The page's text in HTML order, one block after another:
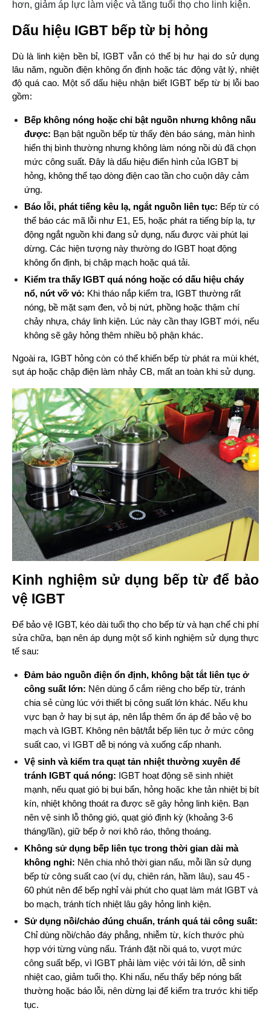
hơn, giảm áp lực làm việc và tăng tuổi thọ cho linh kiện.
Dấu hiệu IGBT bếp từ bị hỏng
Dù là linh kiện bền bỉ, IGBT vẫn có thể bị hư hại do sử dụng
lâu năm, nguồn điện không ổn định hoặc tác động vật lý, nhiệt
độ quá cao. Một số dấu hiệu nhận biết IGBT bếp từ bị lỗi bao
gồm:
Bếp không nóng hoặc chỉ bật nguồn nhưng không nấu
được: Bạn bật nguồn bếp từ thấy đèn báo sáng, màn hình
hiển thị bình thường nhưng không làm nóng nồi dù đã chọn
mức công suất. Đây là dấu hiệu điển hình của IGBT bị
hỏng, không thể tạo dòng điện cao tần cho cuộn dây cảm
ứng.
Báo lỗi, phát tiếng kêu lạ, ngắt nguồn liên tục: Bếp từ có
thể báo các mã lỗi như E1, E5, hoặc phát ra tiếng bíp lạ, tự
động ngắt nguồn khi đang sử dụng, nấu được vài phút lại
dừng. Các hiện tượng này thường do IGBT hoạt động
không ổn định, bị chập mạch hoặc quá tải.
Kiểm tra thấy IGBT quá nóng hoặc có dấu hiệu cháy
nổ, nứt vỡ vỏ: Khi tháo nắp kiểm tra, IGBT thường rất
nóng, bề mặt sạm đen, vỏ bị nứt, phồng hoặc thậm chí
chảy nhựa, cháy linh kiện. Lúc này cần thay IGBT mới, nếu
không sẽ gây hỏng thêm nhiều bộ phận khác.
Ngoài ra, IGBT hỏng còn có thể khiến bếp từ phát ra mùi khét,
sụt áp hoặc chập điện làm nhảy CB, mất an toàn khi sử dụng.
Kinh nghiệm sử dụng bếp từ để bảo
vệ IGBT
Để bảo vệ IGBT, kéo dài tuổi thọ cho bếp từ và hạn chế chi phí
sửa chữa, bạn nên áp dụng một số kinh nghiệm sử dụng thực
tế sau:
Đảm bảo nguồn điện ổn định, không bật tắt liên tục ở
công suất lớn: Nên dùng ổ cắm riêng cho bếp từ, tránh
chia sẻ cùng lúc với thiết bị công suất lớn khác. Nếu khu
vực bạn ở hay bị sụt áp, nên lắp thêm ổn áp để bảo vệ bo
mạch và IGBT. Không nên bật/tắt bếp liên tục ở mức công
suất cao, vì IGBT dễ bị nóng và xuống cấp nhanh.
Vệ sinh và kiểm tra quạt tản nhiệt thường xuyên để
tránh IGBT quá nóng: IGBT hoạt động sẽ sinh nhiệt
mạnh, nếu quạt gió bị bụi bẩn, hỏng hoặc khe tản nhiệt bị bít
kín, nhiệt không thoát ra được sẽ gây hỏng linh kiện. Bạn
nên vệ sinh lỗ thông gió, quạt gió định kỳ (khoảng 3-6
tháng/lần), giữ bếp ở nơi khô ráo, thông thoáng.
Không sử dụng bếp liên tục trong thời gian dài mà
không nghỉ: Nên chia nhỏ thời gian nấu, mỗi lần sử dụng
bếp từ công suất cao (ví dụ, chiên rán, hầm lâu), sau 45 -
60 phút nên để bếp nghỉ vài phút cho quạt làm mát IGBT và
bo mạch, tránh tích nhiệt lâu gây hỏng linh kiện.
Chỉ dùng nồi/chảo đáy phẳng, nhiễm từ, kích thước phù
hợp với từng vùng nấu. Tránh đặt nồi quá to, vượt mức
công suất bếp, vì IGBT phải làm việc với tải lớn, dễ sinh
nhiệt cao, giảm tuổi thọ. Khi nấu, nếu thấy bếp nóng bất
thường hoặc báo lỗi, nên dừng lại để kiểm tra trước khi tiếp
tục.